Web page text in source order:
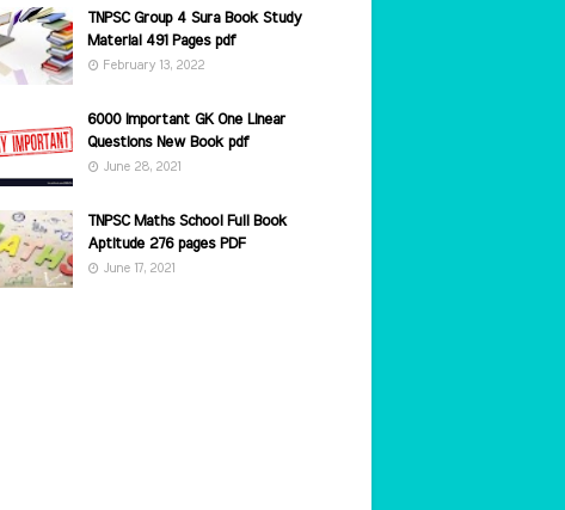
TNPSC Group 4 Sura Book Study
Material 491 Pages pdf
February 13, 2022
6000 Important GK One Linear
Questions New Book pdf
June 28, 2021
TNPSC Maths School Full Book
Aptitude 276 pages PDF
June 17, 2021